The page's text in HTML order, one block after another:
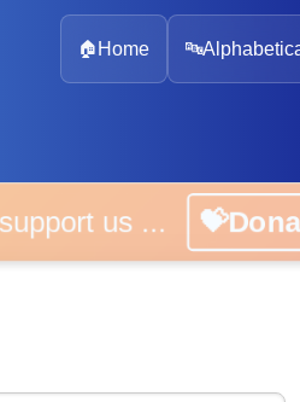
🏠 Home 🔤
us ...